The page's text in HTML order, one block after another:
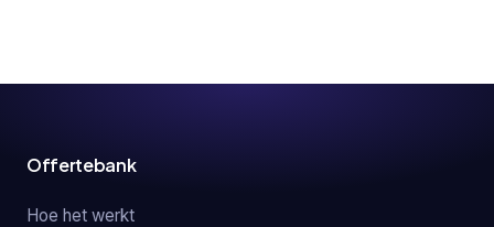
Offertebank
Hoe het werkt